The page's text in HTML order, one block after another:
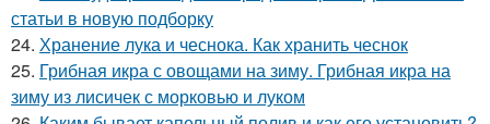
статьи в новую подборку
24. Хранение лука и чеснока. Как хранить чеснок
25. Грибная икра с овощами на зиму. Грибная икра на
зиму из лисичек с морковью и луком